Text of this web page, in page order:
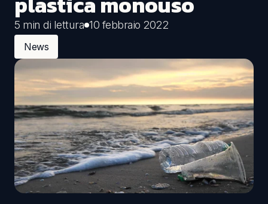
5 min di lettura 10 febbraio 2022
News